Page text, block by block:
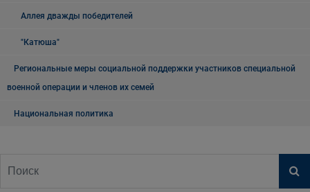
Аллея дважды победителей
"Катюша"
Региональные меры социальной поддержки участников специальной
военной операции и членов их семей
Национальная политика